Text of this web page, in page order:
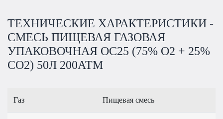
ТЕХНИЧЕСКИЕ ХАРАКТЕРИСТИКИ -
СМЕСЬ ПИЩЕВАЯ ГАЗОВАЯ
УПАКОВОЧНАЯ OC25 (75% O2 + 25%
CO2) 50Л 200АТМ
Газ Пищевая смесь